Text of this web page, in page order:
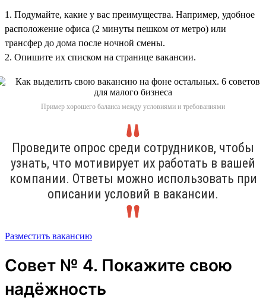
1. Подумайте, какие у вас преимущества. Например, удобное
расположение офиса (2 минуты пешком от метро) или
трансфер до дома после ночной смены.
2. Опишите их списком на странице вакансии.
Пример хорошего баланса между условиями и требованиями
Проведите опрос среди сотрудников, чтобы
узнать, что мотивирует их работать в вашей
компании. Ответы можно использовать при
описании условий в вакансии.
Разместить вакансию
Совет № 4. Покажите свою
надёжность